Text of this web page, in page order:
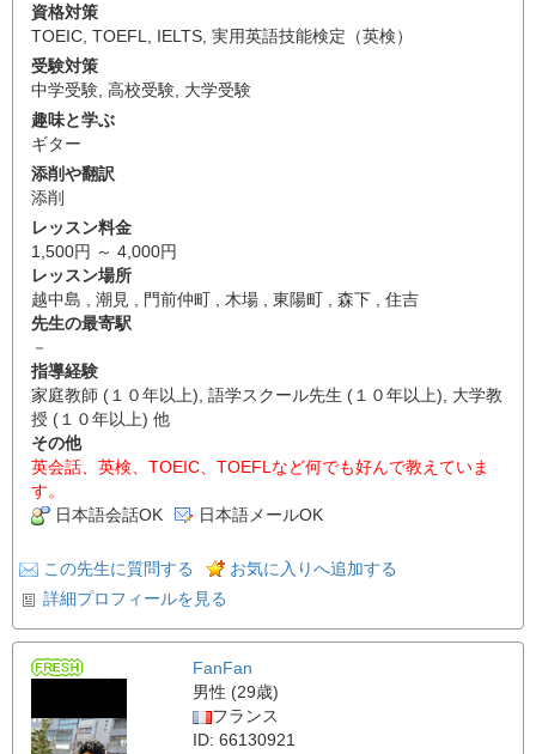
資格対策
TOEIC TOEFL IELTS 実用英語技能検定（英検）
受験対策
中学受験 高校受験 大学受験
趣味と学ぶ
ギター
添削や翻訳
添削
レッスン料金
1,500円 ～ 4,000円
レッスン場所
越中島 , 潮見 , 門前仲町 , 木場 , 東陽町 , 森下 , 住吉
先生の最寄駅
－
指導経験
家庭教師 (１０年以上), 語学スクール先生 (１０年以上), 大学教
授 (１０年以上) 他
その他
英会話、英検、TOEIC、TOEFLなど何でも好んで教えていま
す。
日本語会話OK
日本語メールOK
この先生に質問する
お気に入りへ追加する
詳細プロフィールを見る
FanFan
男性 (29歳)
フランス
ID: 66130921